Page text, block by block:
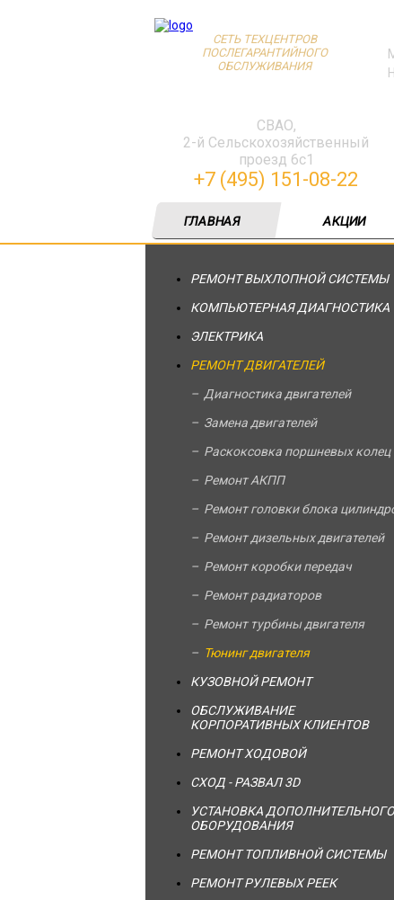
СЕТЬ ТЕХЦЕНТРОВ
ПОСЛЕГАРАНТИЙНОГО
ОБСЛУЖИВАНИЯ
СВАО,
2-й Сельскохозяйственный
проезд 6с1
+7 (495) 151-08-22
ГЛАВНАЯ АКЦИИ
РЕМОНТ ВЫХЛОПНОЙ СИСТЕМЫ
КОМПЬЮТЕРНАЯ ДИАГНОСТИКА
ЭЛЕКТРИКА
РЕМОНТ ДВИГАТЕЛЕЙ
Диагностика двигателей
Замена двигателей
Раскоксовка поршневых колец
Ремонт АКПП
Ремонт головки блока
Ремонт дизельных двигателей
Ремонт коробки передач
Ремонт радиаторов
Ремонт турбины двигателя
Тюнинг двигателя
КУЗОВНОЙ РЕМОНТ
ОБСЛУЖИВАНИЕ
КОРПОРАТИВНЫХ КЛИЕНТОВ
РЕМОНТ ХОДОВОЙ
СХОД - РАЗВАЛ 3D
УСТАНОВКА ДОПОЛНИТЕЛЬНОГО
ОБОРУДОВАНИЯ
РЕМОНТ ТОПЛИВНОЙ СИСТЕМЫ
РЕМОНТ РУЛЕВЫХ РЕЕК